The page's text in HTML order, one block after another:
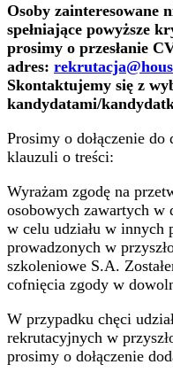
Osoby zainteresowane
spełniające powyższe
prosimy o przesłanie
adres:
Skontaktujemy się z
kandydatami/
Prosimy o dołączenie
klauzuli o treści:
Wyrażam zgodę na
osobowych zawartych w
w celu udziału w innych
prowadzonych w
szkoleniowe S.A.
cofnięcia zgody w
W przypadku chęci
rekrutacyjnych w
prosimy o dołączenie